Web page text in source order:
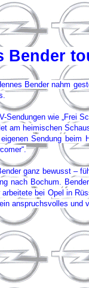
Bender
Bender nahm
Sendungen wie „Frei
am heimischen
Sendung
ganz bewusst –
nach Bochum.
bei Opel in
anspruchsvolles und